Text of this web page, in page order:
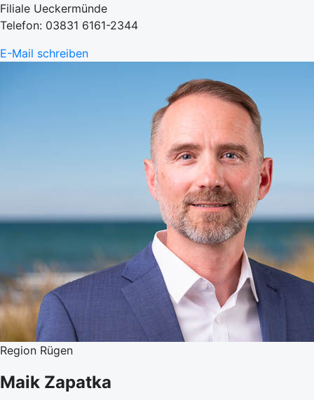
Filiale Ueckermünde
Telefon: 03831 6161-2344
E-Mail schreiben
Region Rügen
Maik Zapatka